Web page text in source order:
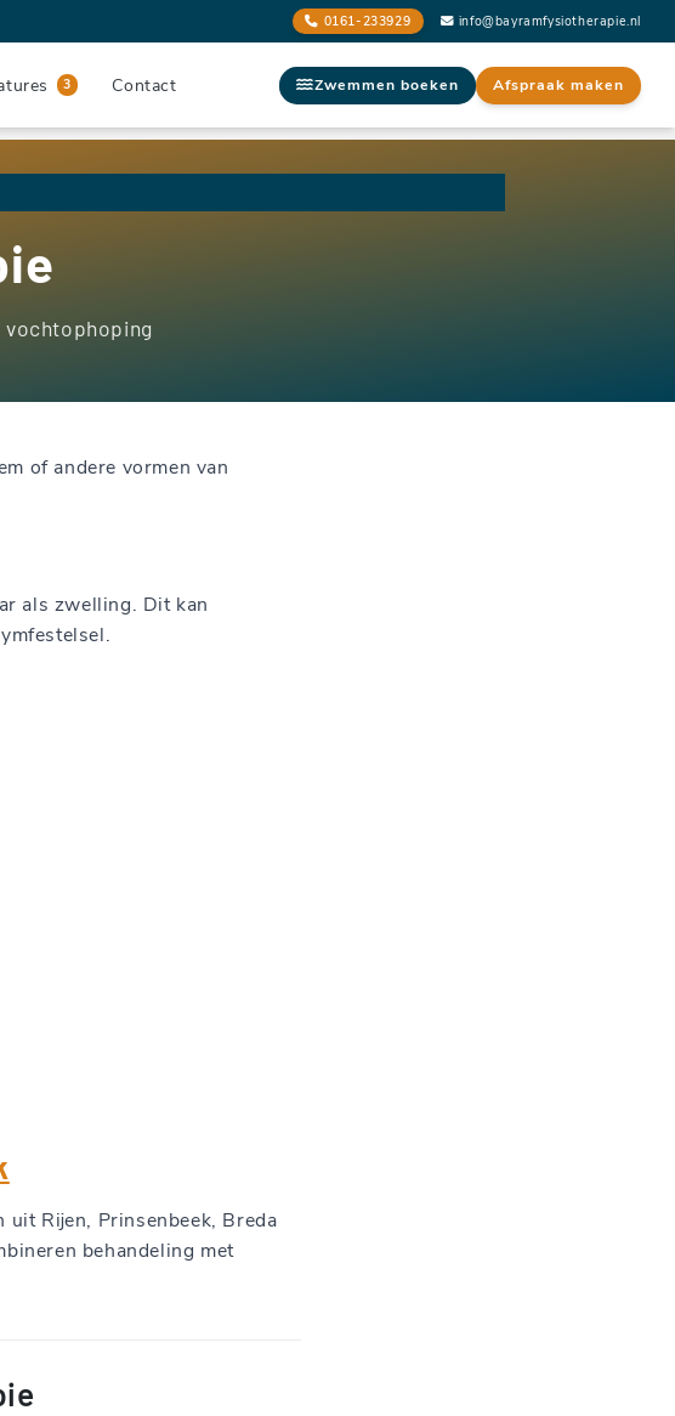
0161-233929 info@bayramfysiotherapie.nl
3 Contact Zwemmen boeken Afspraak maken
vochtophoping
of andere vormen van
als zwelling. Dit kan
uit Rijen, Prinsenbeek, Breda
behandeling met